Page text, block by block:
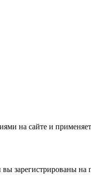
на сайте и
зарегистрированы